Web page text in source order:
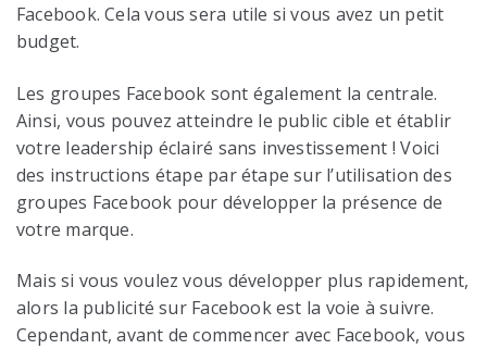
Facebook. Cela vous sera utile si vous avez un petit
budget.
Les groupes Facebook sont également la centrale.
Ainsi, vous pouvez atteindre le public cible et établir
votre leadership éclairé sans investissement ! Voici
des instructions étape par étape sur l’utilisation des
groupes Facebook pour développer la présence de
votre marque.
Mais si vous voulez vous développer plus rapidement,
alors la publicité sur Facebook est la voie à suivre.
Cependant, avant de commencer avec Facebook, vous